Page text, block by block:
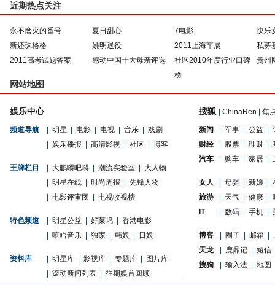
近期热点关注
永不磨灭的番号 夏日甜心 7电影
快乐
新还珠格格
姚明退役 2011上海车展
私募
2011高考试题答案
感动中国十大母亲评选
社区2010年度行业口碑
榜
贵州
网站地图
娱乐中心
频道导航 明星 电影 电视 音乐
戏剧
娱乐播报 高清影视 社区 博客
王牌栏目 大鹏嘚吧嘚 潮流实验室
大人物
明星在线 时尚周报
先锋人物
电影评审团 电视收视榜
特色频道 明星公益 好莱坞
香港电影
嘻哈音乐 独家 韩娱 日娱
资料库 明星库 影视库 专题库
图片库
滚动新闻列表 往期娱首回顾
搜狐 ChinaRen 焦
新闻 军事 公益
财经
股票 理财
汽车
购车 家居
女人 母婴 新娘
旅游
天气 健康
IT
数码 手机
博客 圈子 邮箱
天龙
鹿鼎记
短信
搜狗
输入法 地图